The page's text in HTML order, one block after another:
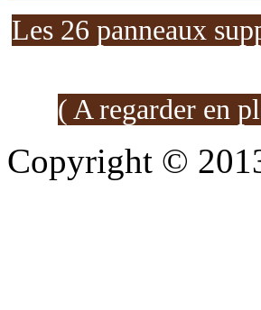
Les 26 panneaux
( A regarder en
Copyright ©